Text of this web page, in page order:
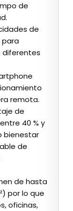
de
de
para
diferentes
remota.
de
40 % y
bienestar
de
de hasta
por lo que
oficinas,